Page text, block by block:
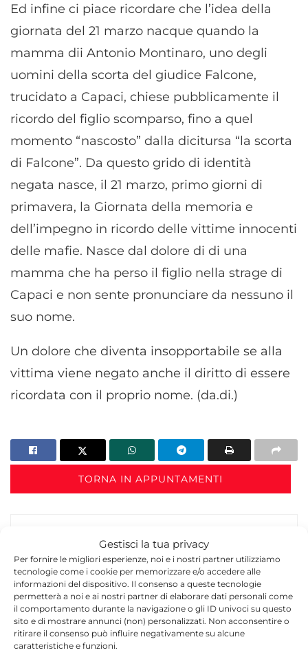
Gestisci la tua privacy
Per fornire le migliori esperienze, noi e i nostri partner utilizziamo
tecnologie come i cookie per memorizzare e/o accedere alle
informazioni del dispositivo. Il consenso a queste tecnologie
permetterà a noi e ai nostri partner di elaborare dati personali come
il comportamento durante la navigazione o gli ID univoci su questo
sito e di mostrare annunci (non) personalizzati. Non acconsentire o
ritirare il consenso può influire negativamente su alcune
caratteristiche e funzioni.
Ed infine ci piace ricordare che l’idea della
giornata del 21 marzo nacque quando la
mamma dii Antonio Montinaro, uno degli
uomini della scorta del giudice Falcone,
trucidato a Capaci, chiese pubblicamente il
ricordo del figlio scomparso, fino a quel
momento “nascosto” dalla dicitursa “la scorta
di Falcone”. Da questo grido di identità
negata nasce, il 21 marzo, primo giorni di
primavera, la Giornata della memoria e
dell’impegno in ricordo delle vittime innocenti
delle mafie. Nasce dal dolore di di una
mamma che ha perso il figlio nella strage di
Capaci e non sente pronunciare da nessuno il
suo nome.
Un dolore che diventa insopportabile se alla
vittima viene negato anche il diritto di essere
ricordata con il proprio nome. (da.di.)
TORNA IN APPUNTAMENTI
Redazione
La redazione di Quotidianodiragusa.it è composta
da giornalisti, collaboratori e professionisti